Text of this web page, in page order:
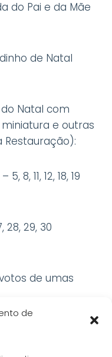
de
do Pai e da Mãe
de Natal
Natal com
e outras
Restauração):
8, 11, 12, 18, 19
29, 30
de umas